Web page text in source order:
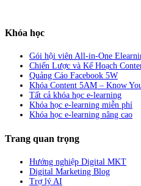
Khóa học
Gói hội viên All-in-One
Chiến Lược và Kế Hoạch
Quảng Cáo Facebook 5W
Khóa Content 5AM – Know
Tất cả khóa học e-learning
Khóa học e-learning miễn phí
Khóa học e-learning nâng cao
Trang quan trọng
Hướng nghiệp Digital MKT
Digital Marketing Blog
Trợ lý AI